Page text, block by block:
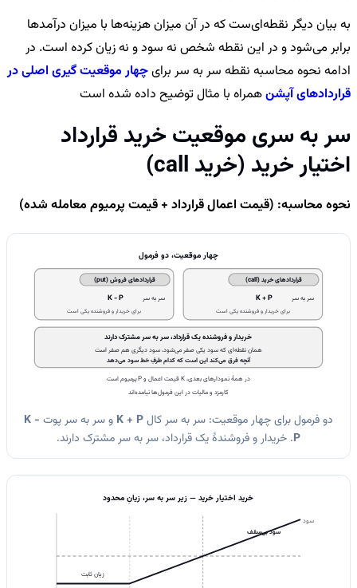
به بیان دیگر نقطه‌ای‌ست که در آن میزان هزینه‌ها با میزان درآمدها
برابر می‌شود و در این نقطه شخص نه سود و نه زیان کرده است. در
ادامه نحوه محاسبه نقطه سر به سر برایچهار موقعیت گیری اصلی در
قراردادهای آپشنهمراه با مثال توضیح داده شده است
سر به سری موقعیت خرید قرارداد
اختیار خرید (خرید call)
نحوه محاسبه: (قیمت اعمال قرارداد + قیمت پرمیوم معامله شده)
چهار موقعیت، دو فرمول
قراردادهای خرید (call)
سر به سر K + P
برای خریدار و فروشنده یکی است
قراردادهای فروش (put)
سر به سر K − P
برای خریدار و فروشنده یکی است
خریدار و فروشنده یک قرارداد، سر به سر مشترک دارند
همان نقطه‌ای که سود یکی صفر می‌شود، سود دیگری هم صفر است
آنچه فرق می‌کند این است که کدام طرفِ خط سود می‌دهد
در همهٔ نمودارهای بعدی، K قیمت اعمال و P پرمیوم است
کارمزد و مالیات در این فرمول‌ها نیامده‌اند
دو فرمول برای چهار موقعیت: سر به سر کالK + P و سر به سر پوت K −
P. خریدار و فروشندهٔ یک قرارداد، سر به سر مشترک دارند.
خرید اختیار خرید — زیر سر به سر، زیانِ محدود
زیان ثابت
سود بی‌سقف
سود